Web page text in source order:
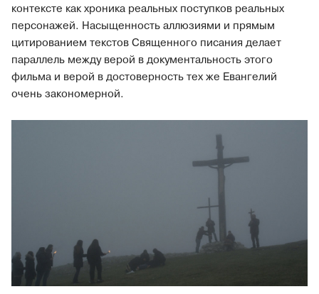
контексте как хроника реальных поступков реальных
персонажей. Насыщенность аллюзиями и прямым
цитированием текстов Священного писания делает
параллель между верой в документальность этого
фильма и верой в достоверность тех же Евангелий
очень закономерной.